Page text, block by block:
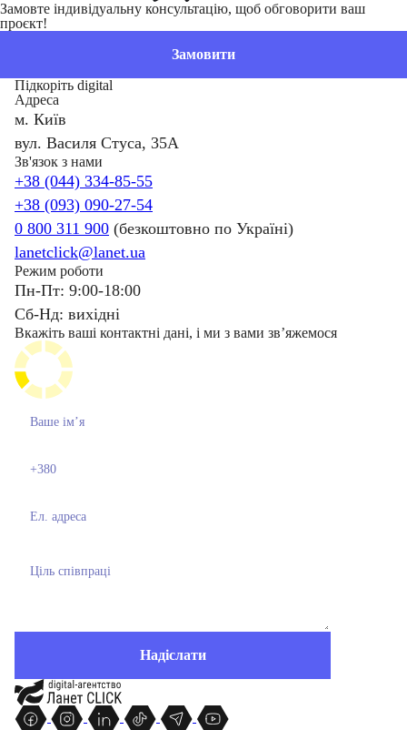
Замовте індивідуальну консультацію, щоб обговорити ваш
проєкт!
Замовити
Підкоріть digital
Адреса
м. Київ
вул. Василя Стуса, 35А
Зв'язок з нами
+38 (044) 334-85-55
+38 (093) 090-27-54
0 800 311 900 (безкоштовно по Україні)
lanetclick@lanet.ua
Режим роботи
Пн-Пт: 9:00-18:00
Сб-Нд: вихідні
Вкажіть ваші контактні дані, і ми з вами звʼяжемося